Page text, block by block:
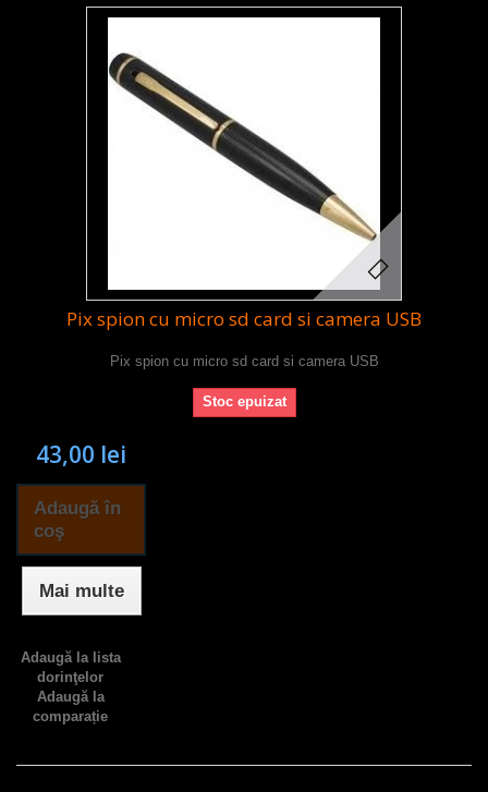
Pix spion cu micro sd card si camera USB
Pix spion cu micro sd card si camera USB
Stoc epuizat
43,00 lei
Adaugă în
coş
Mai multe
Adaugă la lista
dorinţelor
Adaugă la
comparație